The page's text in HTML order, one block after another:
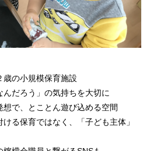
歳の小規模保育施設
んだろう」の気持ちを大切に
想で、とことん遊び込める空間
ける保育ではなく、「子ども主体」